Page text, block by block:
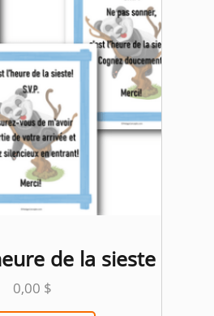
de la sieste
0,00 $